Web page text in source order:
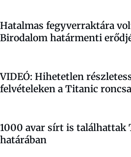
Hatalmas fegyverraktára
Birodalom határmenti
VIDEÓ: Hihetetlen
felvételeken a Titanic roncsa
1000 avar sírt is találhattak
határában